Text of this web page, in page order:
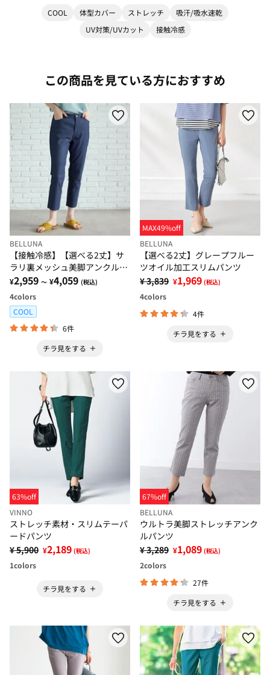
COOL 体型カバー ストレッチ
吸汗/吸水速乾
UV対策/UVカット
接触冷感
この商品を見ている方におすすめ
BELLUNA
【接触冷感】【選べる2丈】サ
ラリ裏メッシュ美脚アンクルパ
ンツ
¥2,959 ～ ¥4,059 (税込)
4colors
COOL
6件
チラ見をする
MAX49%off
BELLUNA
【選べる2丈】グレープフルー
ツオイル加工スリムパンツ
¥ 3,839 ¥1,969 (税込)
4colors
4件
チラ見をする
63%off
VINNO
ストレッチ素材・スリムテーパ
ードパンツ
¥ 5,900 ¥2,189 (税込)
1colors
チラ見をする
67%off
BELLUNA
ウルトラ美脚ストレッチアンク
ルパンツ
¥ 3,289 ¥1,089 (税込)
2colors
27件
チラ見をする